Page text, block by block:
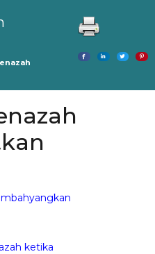
ketika